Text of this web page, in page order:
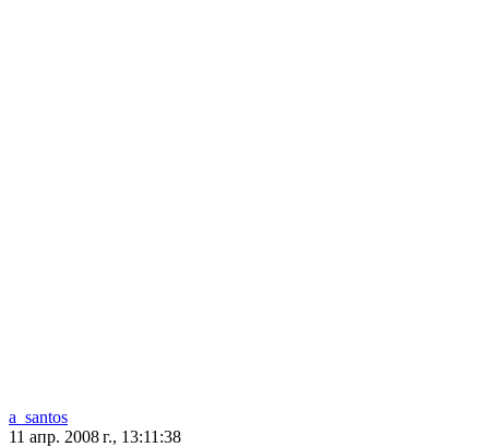
a_santos
11 апр. 2008 г., 13:11:38